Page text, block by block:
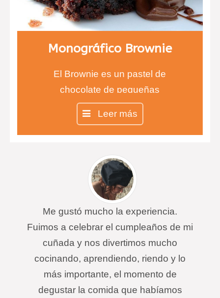
Monográfico Brownie
El Brownie es un pastel de
chocolate de pequeñas
dimensiones, como un bizcocho
bastante denso.
Leer más
Me gustó mucho la experiencia.
Fuimos a celebrar el cumpleaños de mi
cuñada y nos divertimos mucho
cocinando, aprendiendo, riendo y lo
más importante, el momento de
degustar la comida que habíamos